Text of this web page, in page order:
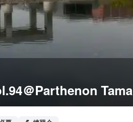
＠Parthenon Tama